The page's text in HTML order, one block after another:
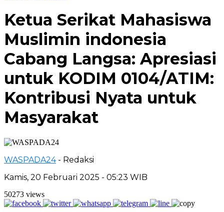
Ketua Serikat Mahasiswa
Muslimin indonesia
Cabang Langsa: Apresiasi
untuk KODIM 0104/ATIM:
Kontribusi Nyata untuk
Masyarakat
WASPADA24 - Redaksi
Kamis, 20 Februari 2025 - 05:23 WIB
50273 views